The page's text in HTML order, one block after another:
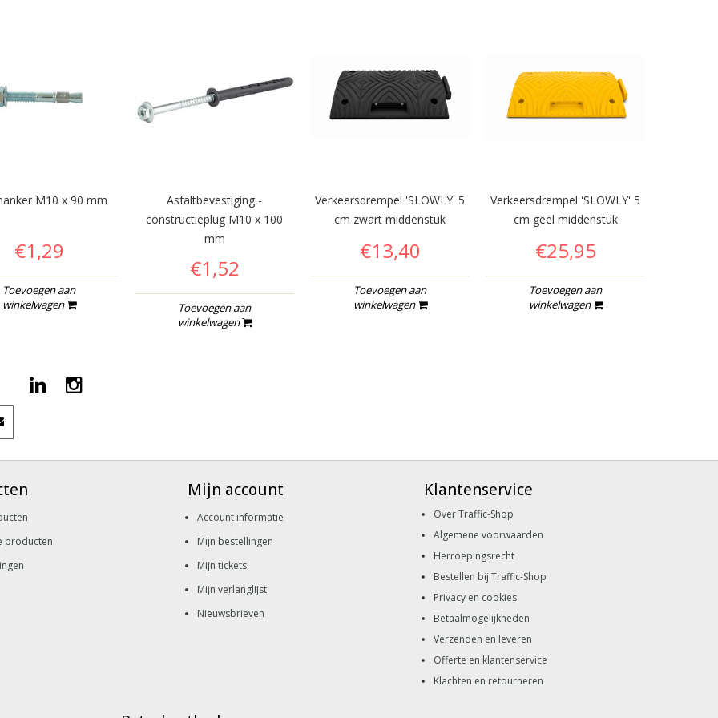
M10 x 90 mm
€1,29
Toevoegen aan
winkelwagen
Asfaltbevestiging -
constructieplug M10 x 100
mm
€1,52
Toevoegen aan
winkelwagen
Verkeersdrempel 'SLOWLY' 5
cm zwart middenstuk
€13,40
Toevoegen aan
winkelwagen
Verkeersdrempel 'SLOWLY' 5
cm geel middenstuk
€25,95
Toevoegen aan
winkelwagen
producten
Mijn account
Account informatie
Mijn bestellingen
Mijn tickets
Mijn verlanglijst
Nieuwsbrieven
Klantenservice
Over Traffic-Shop
Algemene voorwaarden
Herroepingsrecht
Bestellen bij Traffic-Shop
Privacy en cookies
Betaalmogelijkheden
Verzenden en leveren
Offerte en klantenservice
Klachten en retourneren